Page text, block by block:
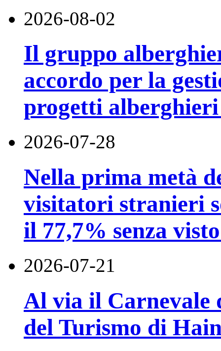
2026-08-02
Il gruppo
accordo per la
progetti
2026-07-28
Nella prima metà
visitatori stranieri
il 77,7% senza
2026-07-21
Al via il Carnevale
del Turismo di